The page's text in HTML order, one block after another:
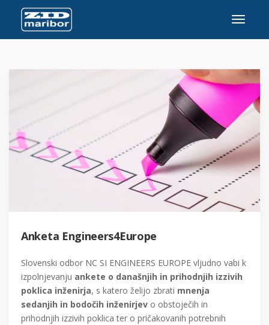
Anketa Engineers4Europe
Slovenski odbor NC SI ENGINEERS EUROPE vljudno vabi k
izpolnjevanju ankete o današnjih in prihodnjih izzivih
poklica inženirja, s katero želijo zbrati mnenja
sedanjih in bodočih inženirjev o obstoječih in
prihodnjih izzivih poklica ter o pričakovanih potrebnih